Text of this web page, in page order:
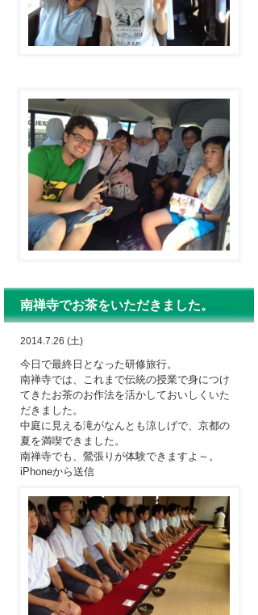
南禅寺でお茶をいただきました。
2014.7.26 (土)
今日で最終日となった研修旅行。
南禅寺では、これまで伝統の授業で身につけ
てきたお茶のお作法を活かしておいしくいた
だきました。
中庭に見える滝がなんとも涼しげで、京都の
夏を満喫できました。
南禅寺でも、鶯張りが体験できますよ～。
iPhoneから送信